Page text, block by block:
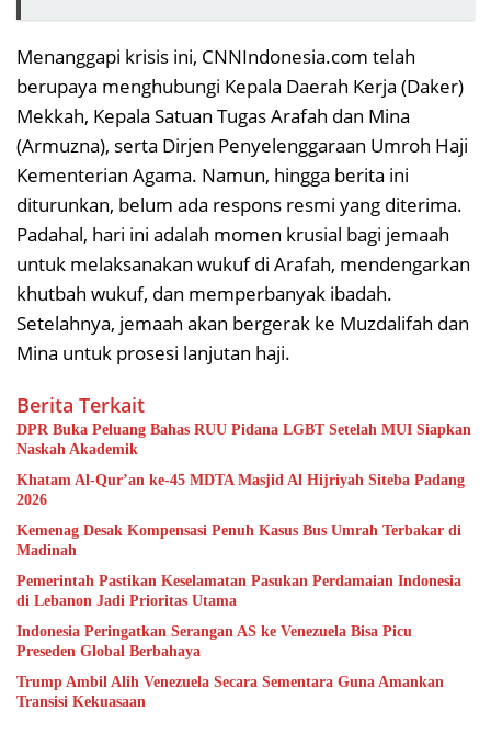
Menanggapi krisis ini, CNNIndonesia.com telah
berupaya menghubungi Kepala Daerah Kerja (Daker)
Mekkah, Kepala Satuan Tugas Arafah dan Mina
(Armuzna), serta Dirjen Penyelenggaraan Umroh Haji
Kementerian Agama. Namun, hingga berita ini
diturunkan, belum ada respons resmi yang diterima.
Padahal, hari ini adalah momen krusial bagi jemaah
untuk melaksanakan wukuf di Arafah, mendengarkan
khutbah wukuf, dan memperbanyak ibadah.
Setelahnya, jemaah akan bergerak ke Muzdalifah dan
Mina untuk prosesi lanjutan haji.
Berita Terkait
DPR Buka Peluang Bahas RUU Pidana LGBT Setelah MUI Siapkan
Naskah Akademik
Khatam Al-Qur’an ke-45 MDTA Masjid Al Hijriyah Siteba Padang
2026
Kemenag Desak Kompensasi Penuh Kasus Bus Umrah Terbakar di
Madinah
Pemerintah Pastikan Keselamatan Pasukan Perdamaian Indonesia
di Lebanon Jadi Prioritas Utama
Indonesia Peringatkan Serangan AS ke Venezuela Bisa Picu
Preseden Global Berbahaya
Trump Ambil Alih Venezuela Secara Sementara Guna Amankan
Transisi Kekuasaan